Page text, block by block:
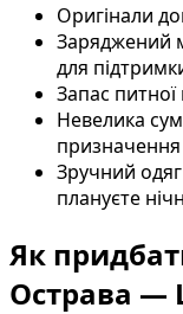
Оригінали
Заряджений
для
Запас питної
Невелика
призначення
Зручний
плануєте
Як
Острава —